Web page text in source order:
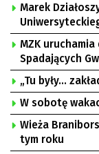
Marek
MZK
Spadających
W sobotę
Wieża
tym roku